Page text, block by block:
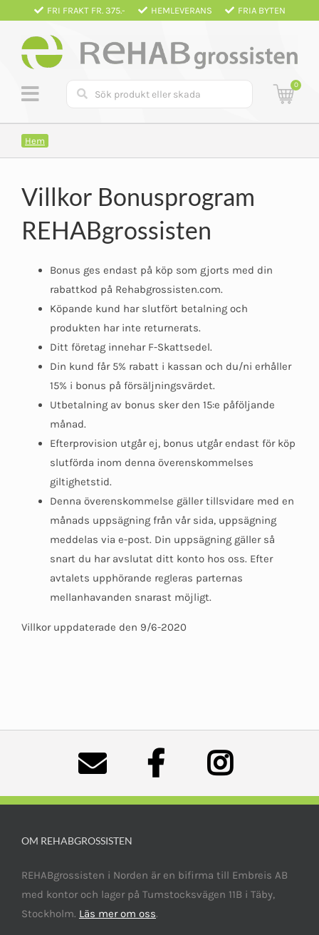
Fortsätt
innehållet
FRI FRAKT FR. 375.- HEMLEVERANS FRIA BYTEN
0
Hem
Villkor Bonusprogram
REHABgrossisten
Bonus ges endast på köp som gjorts med din
rabattkod på Rehabgrossisten.com.
Köpande kund har slutfört betalning och
produkten har inte returnerats.
Ditt företag innehar F-Skattsedel.
Din kund får 5% rabatt i kassan och du/ni erhåller
15% i bonus på försäljningsvärdet.
Utbetalning av bonus sker den 15:e påföljande
månad.
Efterprovision utgår ej, bonus utgår endast för köp
slutförda inom denna överenskommelses
giltighetstid.
Denna överenskommelse gäller tillsvidare med en
månads uppsägning från vår sida, uppsägning
meddelas via e-post. Din uppsägning gäller så
snart du har avslutat ditt konto hos oss. Efter
avtalets upphörande regleras parternas
mellanhavanden snarast möjligt.
Villkor uppdaterade den 9/6-2020
OM REHABGROSSISTEN
REHABgrossisten i Norden är en bifirma till Embreis AB
med kontor och lager på Tumstocksvägen 11B i Täby,
Stockholm. Läs mer om oss.